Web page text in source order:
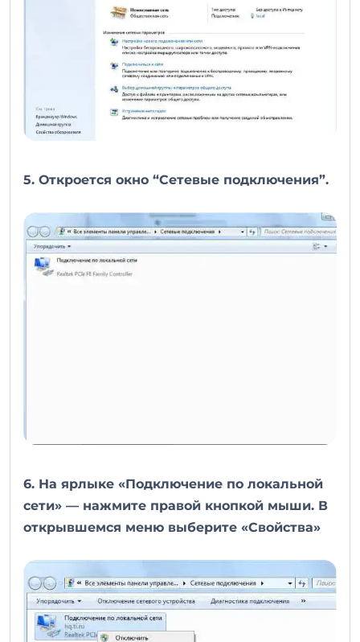
5. Откроется окно “Сетевые подключения”.
6. На ярлыке «Подключение по локальной
сети» — нажмите правой кнопкой мыши. В
открывшемся меню выберите «Свойства»